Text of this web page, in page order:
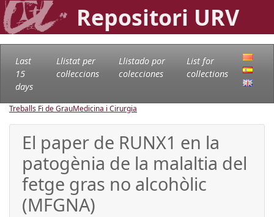
Repositori URV
Last
15
days
Llistat per
col·leccions
Llistado por
colecciones
List for
collections
Treballs Fi de GrauMedicina i Cirurgia
El paper de RUNX1 en la
patogènia de la malaltia del
fetge gras no alcohòlic
(MFGNA)